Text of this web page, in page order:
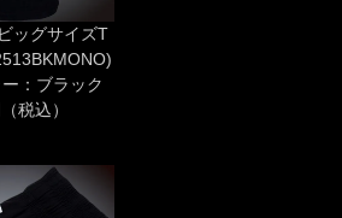
ッグサイズT
：ブラック
税込）